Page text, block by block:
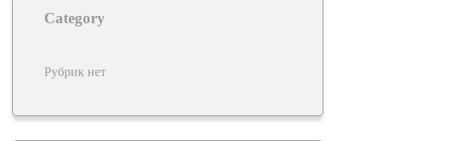
Category
Рубрик нет